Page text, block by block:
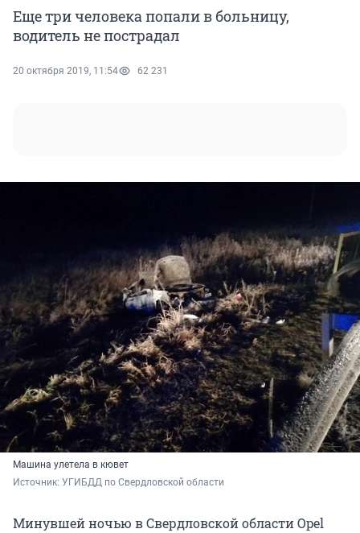
Еще три человека попали в больницу,
водитель не пострадал
20 октября 2019, 11:54 62 231
Машина улетела в кювет
Источник: УГИБДД по Свердловской области
Минувшей ночью в Свердловской области Opel